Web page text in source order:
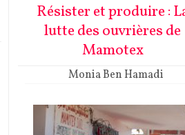
Résister et produire :
lutte des ouvrières de
Mamotex
Monia Ben Hamadi